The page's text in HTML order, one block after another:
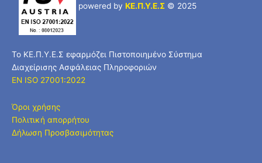
powered by ΚΕ.Π.Υ.Ε.Σ © 2025
Το ΚΕ.Π.Υ.Ε.Σ εφαρμόζει Πιστοποιημένο Σύστημα
Διαχείρισης Ασφάλειας Πληροφοριών
EN ISO 27001:2022
Όροι χρήσης
Πολιτική απορρήτου
Δήλωση Προσβασιμότητας